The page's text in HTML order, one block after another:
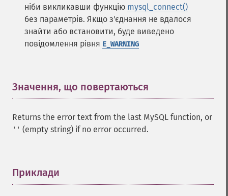
ніби викликавши функцію mysql_connect()
без параметрів. Якщо з'єднання не вдалося
знайти або встановити, буде виведено
повідомлення рівня E_WARNING
Значення, що повертаються
Returns the error text from the last MySQL function, or
'' (empty string) if no error occurred.
Приклади